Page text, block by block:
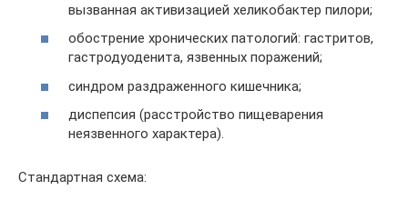
вызванная активизацией хеликобактер пилори;
обострение хронических патологий: гастритов,
гастродуоденита, язвенных поражений;
синдром раздраженного кишечника;
диспепсия (расстройство пищеварения
неязвенного характера).
Стандартная схема: